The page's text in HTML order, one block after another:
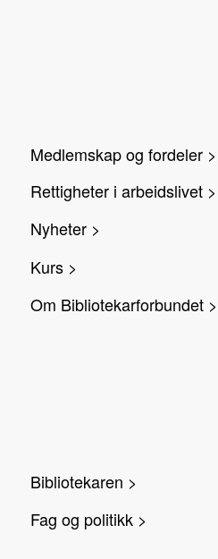
Medlemskap og fordeler >
Rettigheter i arbeidslivet >
Nyheter >
Kurs >
Om Bibliotekarforbundet >
Bibliotekaren >
Fag og politikk >